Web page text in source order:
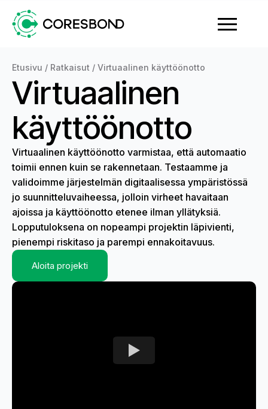
Etusivu / Ratkaisut / Virtuaalinen käyttöönotto
Virtuaalinen
käyttöönotto
Virtuaalinen käyttöönotto varmistaa, että automaatio
toimii ennen kuin se rakennetaan. Testaamme ja
validoimme järjestelmän digitaalisessa ympäristössä
jo suunnitteluvaiheessa, jolloin virheet havaitaan
ajoissa ja käyttöönotto etenee ilman yllätyksiä.
Lopputuloksena on nopeampi projektin läpivienti,
pienempi riskitaso ja parempi ennakoitavuus.
Aloita projekti